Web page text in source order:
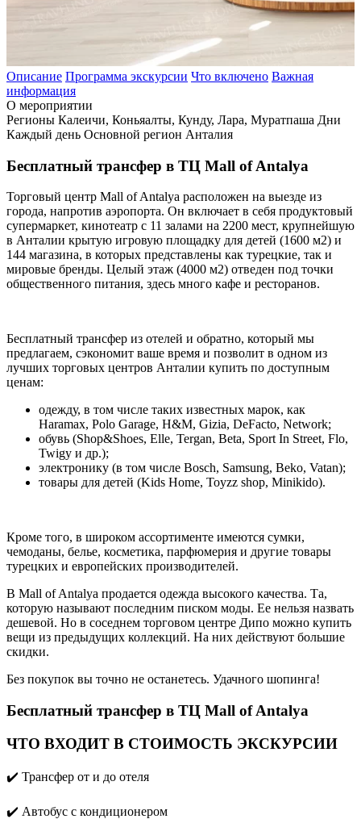
Описание Программа экскурсии Что включено Важная
информация
О мероприятии
Регионы Калеичи, Коньяалты, Кунду, Лара, Муратпаша Дни
Каждый день Основной регион Анталия
Бесплатный трансфер в ТЦ Mall of Antalya
Торговый центр Mall of Antalya расположен на выезде из
города, напротив аэропорта. Он включает в себя продуктовый
супермаркет, кинотеатр с 11 залами на 2200 мест, крупнейшую
в Анталии крытую игровую площадку для детей (1600 м2) и
144 магазина, в которых представлены как турецкие, так и
мировые бренды. Целый этаж (4000 м2) отведен под точки
общественного питания, здесь много кафе и ресторанов.
Бесплатный трансфер из отелей и обратно, который мы
предлагаем, сэкономит ваше время и позволит в одном из
лучших торговых центров Анталии купить по доступным
ценам:
одежду, в том числе таких известных марок, как
Haramax, Polo Garage, H&M, Gizia, DeFacto, Network;
обувь (Shop&Shoes, Elle, Tergan, Beta, Sport In Street, Flo,
Twigy и др.);
электронику (в том числе Bosch, Samsung, Beko, Vatan);
товары для детей (Kids Home, Toyzz shop, Minikido).
Кроме того, в широком ассортименте имеются сумки,
чемоданы, белье, косметика, парфюмерия и другие товары
турецких и европейских производителей.
В Mall of Antalya продается одежда высокого качества. Та,
которую называют последним писком моды. Ее нельзя назвать
дешевой. Но в соседнем торговом центре Дипо можно купить
вещи из предыдущих коллекций. На них действуют большие
скидки.
Без покупок вы точно не останетесь. Удачного шопинга!
Бесплатный трансфер в ТЦ Mall of Antalya
ЧТО ВХОДИТ В СТОИМОСТЬ ЭКСКУРСИИ
✔️ Трансфер от и до отеля
✔️ Aвтобус с кондиционером